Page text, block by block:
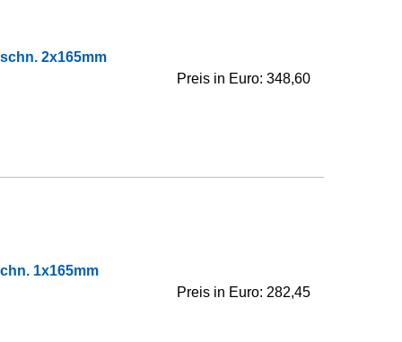
2x165mm
Preis in Euro: 348,60
1x165mm
Preis in Euro: 282,45